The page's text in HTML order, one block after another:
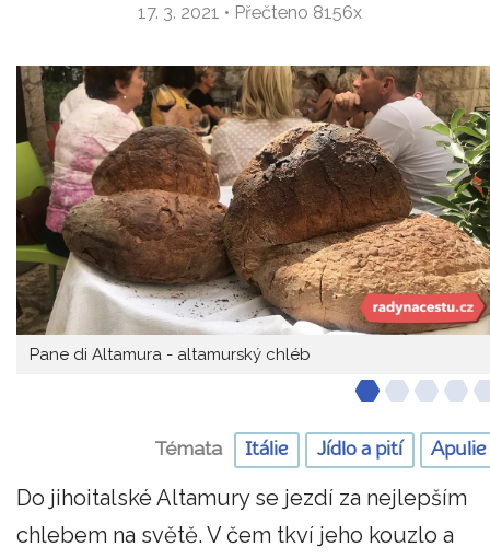
17. 3. 2021 • Přečteno 8156x
Pane di Altamura - altamurský chléb
Témata Itálie Jídlo a pití Apulie
Do jihoitalské Altamury se jezdí za nejlepším
chlebem na světě. V čem tkví jeho kouzlo a